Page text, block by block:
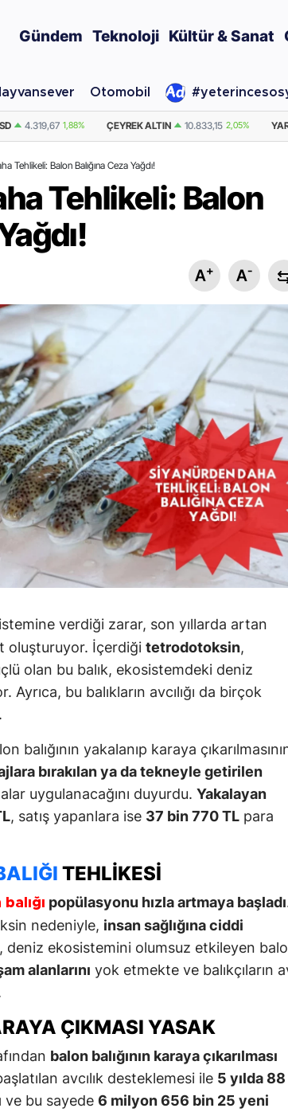
Gündem Teknoloji Kültür & Sanat
Otomobil
10.833,15 2,05% YARIM ALTIN 21.666,31 2,05%
Tehlikeli: Balon Balığına Ceza Yağdı!
Tehlikeli: Balon
A+ A-
verdiği zarar, son yıllarda artan
oluşturuyor. İçerdiği tetrodotoksin,
olan bu balık, ekosistemdeki deniz
Ayrıca, bu balıkların avcılığı da birçok
balığının yakalanıp karaya
bırakılan ya da tekneyle getirilen
uygulanacağını duyurdu. Yakalayan
, satış yapanlara ise 37 bin 770 TL para
TEHLIKESI
popülasyonu hızla artmaya başladı
nedeniyle, insan sağlığına ciddi
deniz ekosistemini olumsuz etkileyen
alanlarını yok etmekte ve balıkçıların
ÇIKMASI YASAK
balon balığının karaya çıkarılması
avcılık desteklemesi ile 5 yılda 88
ve bu sayede 6 milyon 656 bin 25 yeni